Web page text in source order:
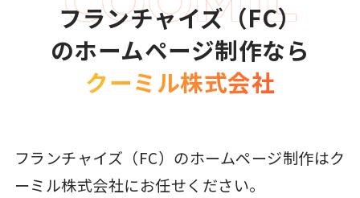
フランチャイズ（FC）
のホームページ制作なら
クーミル株式会社
フランチャイズ（FC）のホームページ制作はク
ーミル株式会社にお任せください。